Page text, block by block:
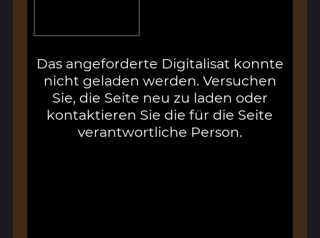
Das angeforderte Digitalisat konnte
nicht geladen werden. Versuchen
Sie, die Seite neu zu laden oder
kontaktieren Sie die für die Seite
verantwortliche Person.